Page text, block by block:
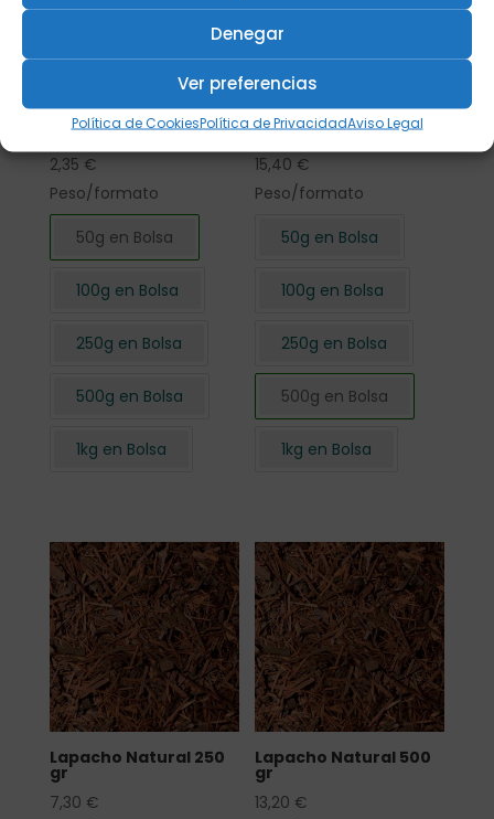
Denegar
Ver preferencias
Política de CookiesPolítica de PrivacidadAviso Legal
Flor de Hibisco
cortada 50 gr.
2,35 €
Peso/formato
50g en Bolsa
100g en Bolsa
250g en Bolsa
500g en Bolsa
1kg en Bolsa
Flor de Hibisco
cortada 500 gr.
15,40 €
Peso/formato
50g en Bolsa
100g en Bolsa
250g en Bolsa
500g en Bolsa
1kg en Bolsa
Lapacho Natural 250
gr
7,30 €
Lapacho Natural 500
gr
13,20 €